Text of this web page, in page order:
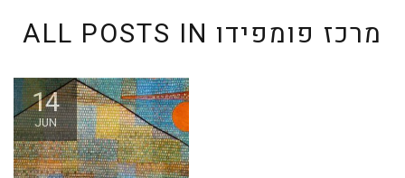
ALL POSTS IN מרכז פומפידו
14
JUN